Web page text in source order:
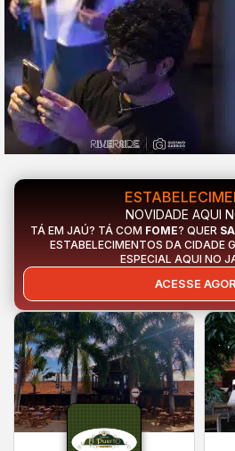
NOVIDADE AQUI
TÁ EM JAÚ? TÁ COM FOME? QUER
ESTABELECIMENTOS DA CIDADE
ESPECIAL AQUI NO
ACESSE